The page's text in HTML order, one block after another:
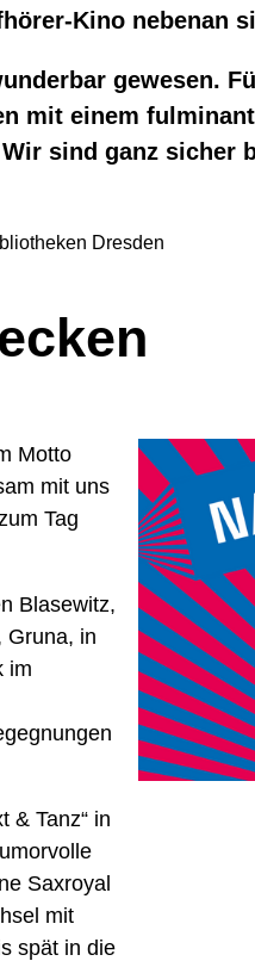
Kino nebenan
gewesen.
mit einem
sind ganz sicher
Dresden
Motto
mit uns
Tag
Blasewitz,
Gruna, in
im
& Tanz“ in
Saxroyal
mit
spät in die